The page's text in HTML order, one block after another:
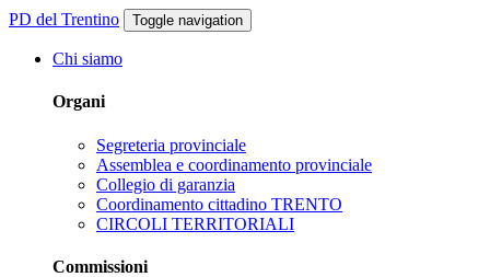
PD del Trentino Toggle navigation
Chi siamo
Organi
Segreteria provinciale
Assemblea e coordinamento provinciale
Collegio di garanzia
Coordinamento cittadino TRENTO
CIRCOLI TERRITORIALI
Commissioni